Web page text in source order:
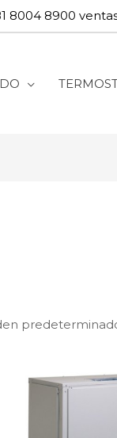
8004 8900